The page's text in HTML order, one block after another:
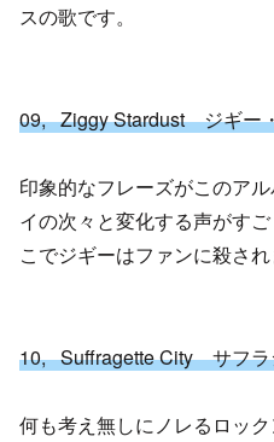
スの歌です。
09, Ziggy Stardust ジギー
印象的なフレーズがこのア
イの次々と変化する声がす
こでジギーはファンに殺され
10, Suffragette City サフラ
何も考え無しにノレるロッ